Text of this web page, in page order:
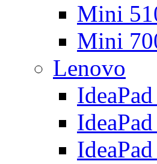
Mini
Mini
Lenovo